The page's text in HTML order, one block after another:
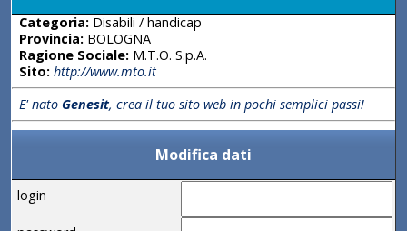
Categoria:Disabili / handicap
Provincia:BOLOGNA
Ragione Sociale:M.T.O. S.p.A.
Sito: http://www.mto.it
E' nato Genesit, crea il tuo sito web in pochi semplici passi!
Modifica dati
login